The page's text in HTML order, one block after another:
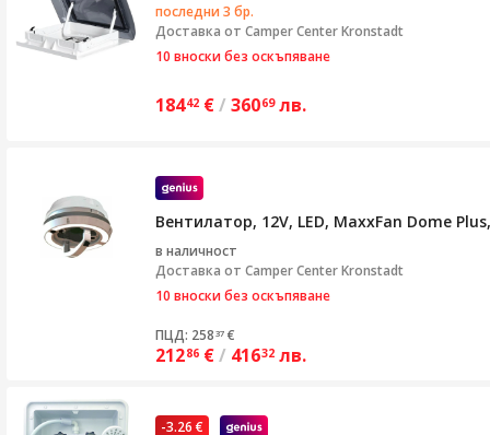
последни 3 бр.
Доставка от Camper Center Kronstadt
10 вноски без оскъпяване
18442 €/ 36069 лв.
Вентилатор, 12V, LED, MaxxFan Dome
в наличност
Доставка от Camper Center Kronstadt
10 вноски без оскъпяване
ПЦД: 258 37 €
21286 €/ 41632 лв.
-3.26 €